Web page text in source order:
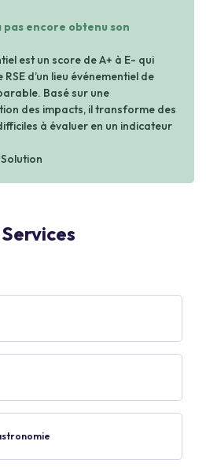
encore obtenu son
est un score de A+ à E- qui
d’un lieu événementiel de
Basé sur une
des impacts, il transforme des
à évaluer en un indicateur